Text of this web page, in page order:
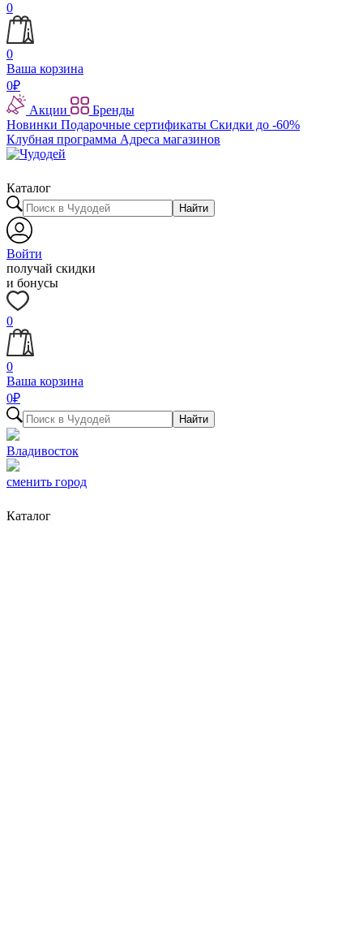
0
0
Ваша корзина
0₽
Акции
Бренды
Новинки Подарочные сертификаты Скидки до -60%
Клубная программа Адреса магазинов
Каталог
Найти
Войти
получай скидки
и бонусы
0
0
Ваша корзина
0₽
Найти
Владивосток
сменить город
Каталог